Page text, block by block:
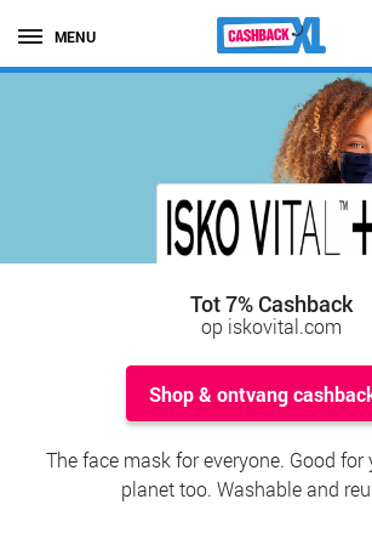
MENU
Tot 7% Cashback
op iskovital.com
Shop & ontvang
The face mask for everyone. Good
planet too. Washable and